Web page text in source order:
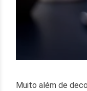
Muito além de